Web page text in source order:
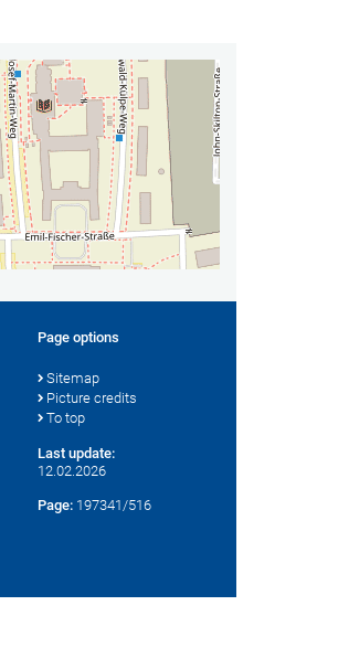
Page options
Sitemap
Picture credits
To top
Last update:
12.02.2026
Page: 197341/516